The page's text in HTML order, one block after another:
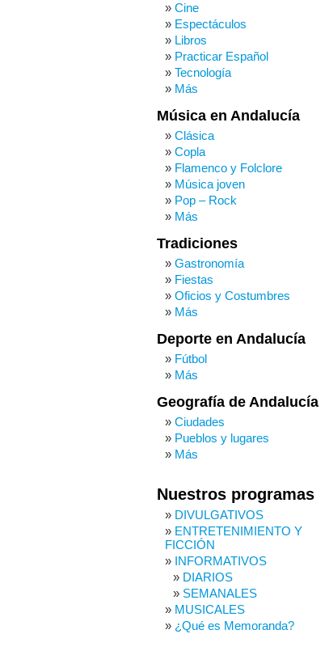
Cine
Espectáculos
Libros
Practicar Español
Tecnología
Más
Música en Andalucía
Clásica
Copla
Flamenco y Folclore
Música joven
Pop – Rock
Más
Tradiciones
Gastronomía
Fiestas
Oficios y Costumbres
Más
Deporte en Andalucía
Fútbol
Más
Geografía de Andalucía
Ciudades
Pueblos y lugares
Más
Nuestros programas
DIVULGATIVOS
ENTRETENIMIENTO Y
FICCIÓN
INFORMATIVOS
DIARIOS
SEMANALES
MUSICALES
¿Qué es Memoranda?